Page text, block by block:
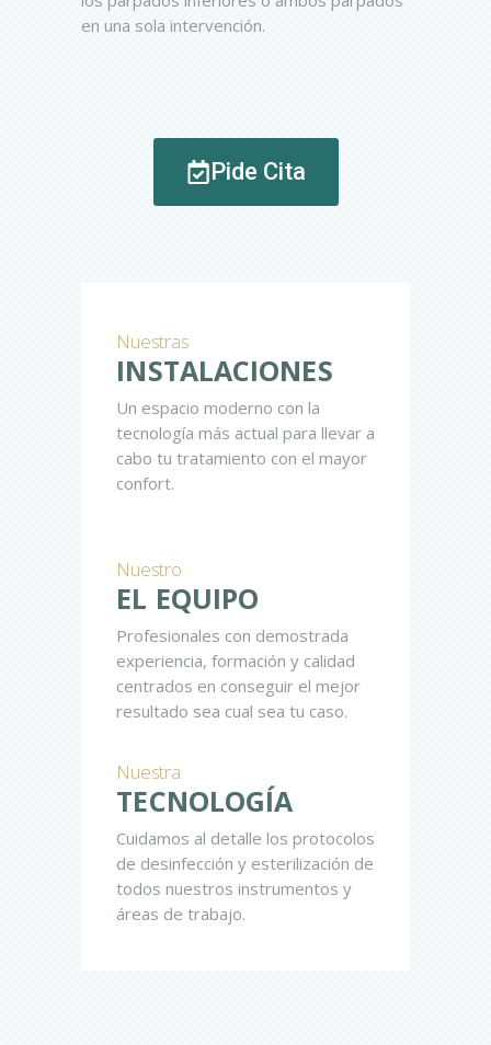
en una sola intervención.
Pide Cita
Nuestras
INSTALACIONES
Un espacio moderno con la
tecnología más actual para llevar a
cabo tu tratamiento con el mayor
confort.
Nuestro
EL EQUIPO
Profesionales con demostrada
experiencia, formación y calidad
centrados en conseguir el mejor
resultado sea cual sea tu caso.
Nuestra
TECNOLOGÍA
Cuidamos al detalle los protocolos
de desinfección y esterilización de
todos nuestros instrumentos y
áreas de trabajo.